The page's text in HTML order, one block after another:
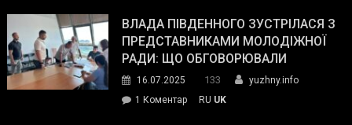
окупанти.
Маємо
діяти
команда
Південного
провів
інспекцію
укриття
ВЛАДА ПІВДЕННОГО ЗУСТРІЛАСЯ З
ПРЕДСТАВНИКАМИ МОЛОДІЖНОЇ
РАДИ: ЩО ОБГОВОРЮВАЛИ
16.07.2025 133
yuzhny.info
1 Коментардо RU UK